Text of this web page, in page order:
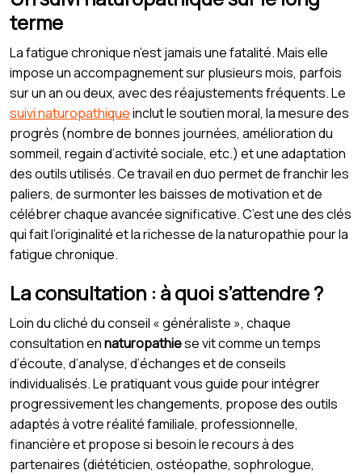
terme
La fatigue chronique n’est jamais une fatalité. Mais elle
impose un accompagnement sur plusieurs mois, parfois
sur un an ou deux, avec des réajustements fréquents. Le
suivi naturopathiqueinclut le soutien moral, la mesure des
progrès (nombre de bonnes journées, amélioration du
sommeil, regain d’activité sociale, etc.) et une adaptation
des outils utilisés. Ce travail en duo permet de franchir les
paliers, de surmonter les baisses de motivation et de
célébrer chaque avancée significative. C’est une des clés
qui fait l’originalité et la richesse de la naturopathie pour la
fatigue chronique.
La consultation : à quoi s’attendre ?
Loin du cliché du conseil « généraliste », chaque
consultation ennaturopathiese vit comme un temps
d’écoute, d’analyse, d’échanges et de conseils
individualisés. Le pratiquant vous guide pour intégrer
progressivement les changements, propose des outils
adaptés à votre réalité familiale, professionnelle,
financière et propose si besoin le recours à des
partenaires (diététicien, ostéopathe, sophrologue,